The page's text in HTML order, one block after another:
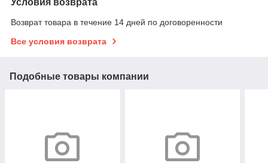
Условия возврата
Возврат товара в течение 14 дней по договоренности
Все условия возврата
Подобные товары компании